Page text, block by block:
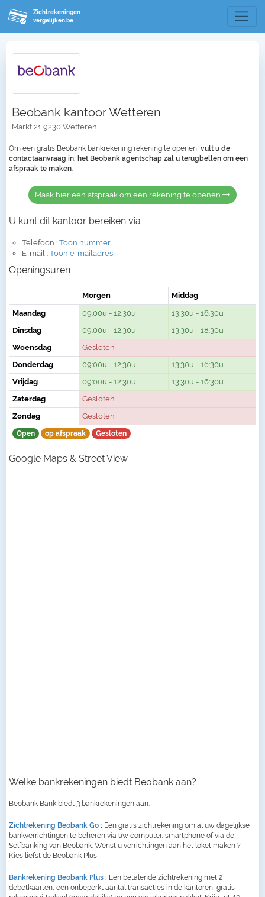
Zichtrekeningen
vergelijken.be
Beobank kantoor Wetteren
Markt 21 9230 Wetteren
Om een gratis Beobank bankrekening rekening te openen, vult u de
contactaanvraag in, het Beobank agentschap zal u terugbellen om een
afspraak te maken
Maak hier een afspraak om een rekening te openen
U kunt dit kantoor bereiken via :
Telefoon : Toon nummer
E-mail : Toon e-mailadres
Openingsuren
Morgen
Middag
Maandag
09:00u - 12:30u
13:30u - 16:30u
Dinsdag
09:00u - 12:30u
13:30u - 18:30u
Woensdag
Gesloten
Donderdag
09:00u - 12:30u
13:30u - 16:30u
Vrijdag
09:00u - 12:30u
13:30u - 16:30u
Zaterdag
Gesloten
Zondag
Gesloten
Open op afspraak Gesloten
Google Maps & Street View
Welke bankrekeningen biedt Beobank aan?
Beobank Bank biedt 3 bankrekeningen aan:
Zichtrekening Beobank Go : Een gratis zichtrekening om al uw dagelijkse
bankverrichtingen te beheren via uw computer, smartphone of via de
Selfbanking van Beobank. Wenst u verrichtingen aan het loket maken ?
Kies liefst de Beobank Plus
Bankrekening Beobank Plus : Een betalende zichtrekening met 2
debetkaarten, een onbeperkt aantal transacties in de kantoren, gratis